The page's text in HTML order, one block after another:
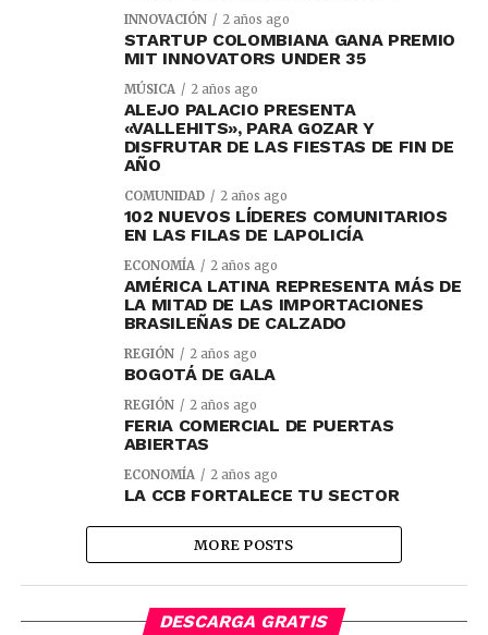
INNOVACIÓN 2 años ago
STARTUP COLOMBIANA GANA PREMIO
MIT INNOVATORS UNDER 35
MÚSICA 2 años ago
ALEJO PALACIO PRESENTA
«VALLEHITS», PARA GOZAR Y
DISFRUTAR DE LAS FIESTAS DE FIN DE
AÑO
COMUNIDAD 2 años ago
102 NUEVOS LÍDERES COMUNITARIOS
EN LAS FILAS DE LAPOLICÍA
ECONOMÍA 2 años ago
AMÉRICA LATINA REPRESENTA MÁS DE
LA MITAD DE LAS IMPORTACIONES
BRASILEÑAS DE CALZADO
REGIÓN 2 años ago
BOGOTÁ DE GALA
REGIÓN 2 años ago
FERIA COMERCIAL DE PUERTAS
ABIERTAS
ECONOMÍA 2 años ago
LA CCB FORTALECE TU SECTOR
MORE POSTS
DESCARGA GRATIS